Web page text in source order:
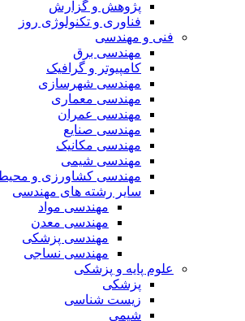
پژوهش و گزارش
فناوری و تکنولوژی روز
فنی و مهندسی
مهندسی برق
کامپیوتر و گرافیک
مهندسی شهرسازی
مهندسی معماری
مهندسی عمران
مهندسی صنایع
مهندسی مکانیک
مهندسی شیمی
مهندسی کشاورزی و محیط
سایر رشته های مهندسی
مهندسی مواد
مهندسی معدن
مهندسی پزشکی
مهندسی نساجی
علوم پایه و پزشکی
پزشکی
زیست شناسی
شیمی